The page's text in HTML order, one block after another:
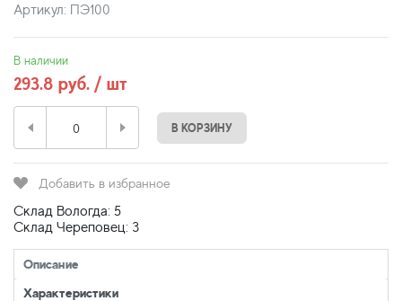
Артикул: ПЭ100
В наличии
293.8 руб. / шт
В КОРЗИНУ
Добавить в избранное
Склад Вологда: 5
Склад Череповец: 3
Описание
Характеристики